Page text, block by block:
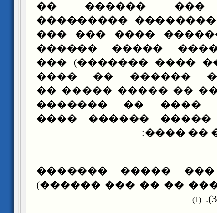
�������� ���
���������
������ ��������
������ ������
������ (���� ����
����� ����
������ ����� ��
������ �� ����
������ �� �����
����
��� ���� ���
������ ������ ��
(
(1)